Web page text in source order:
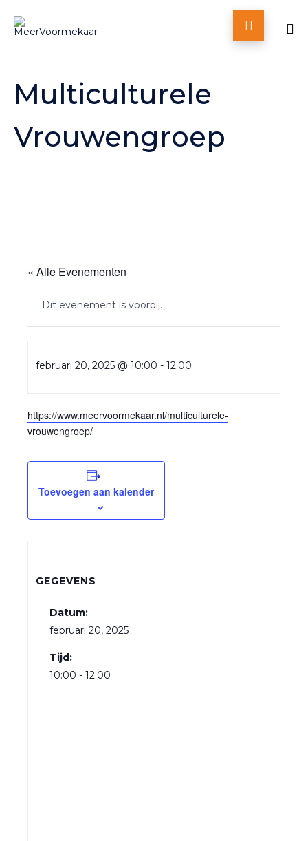

content
Multiculturele
Vrouwengroep
« Alle Evenementen
Dit evenement is voorbij.
februari 20, 2025 @ 10:00 -12:00
https://www.meervoormekaar.nl/multiculturele-
vrouwengroep/
Toevoegen aan kalender
GEGEVENS
Datum:
februari 20, 2025
Tijd:
10:00 - 12:00